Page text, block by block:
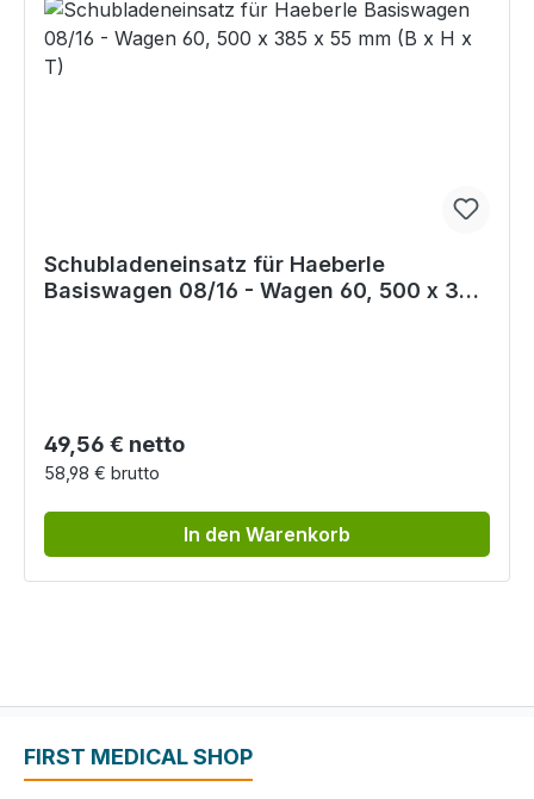
Schubladeneinsatz für Haeberle
Basiswagen 08/16 - Wagen 60, 500 x 385
Regulärer Preis:
49,56 € netto
58,98 € brutto
In den Warenkorb
FIRST MEDICAL SHOP